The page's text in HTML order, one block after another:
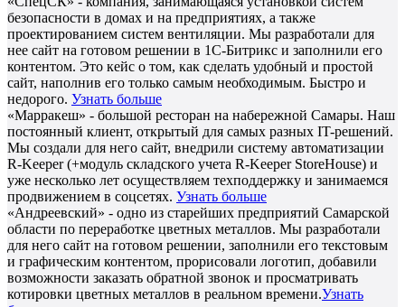
безопасности в домах и на предприятиях, а также
проектированием систем вентиляции. Мы разработали для
нее сайт на готовом решении в 1С-Битрикс и заполнили его
контентом. Это кейс о том, как сделать удобный и простой
сайт, наполнив его только самым необходимым. Быстро и
недорого. Узнать больше
«Марракеш» - большой ресторан на набережной Самары. Наш
постоянный клиент, открытый для самых разных IT-решений.
Мы создали для него сайт, внедрили систему автоматизации
R-Keeper (+модуль складского учета R-Keeper StoreHouse) и
уже несколько лет осуществляем техподдержку и занимаемся
продвижением в соцсетях. Узнать больше
«Андреевский» - одно из старейших предприятий Самарской
области по переработке цветных металлов. Мы разработали
для него сайт на готовом решении, заполнили его текстовым
и графическим контентом, прорисовали логотип, добавили
возможности заказать обратной звонок и просматривать
котировки цветных металлов в реальном времени.Узнать